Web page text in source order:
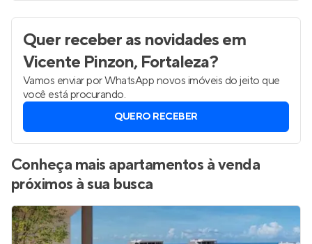
Quer receber as novidadesem
Vicente Pinzon, Fortaleza?
Vamos enviar por WhatsApp novos imóveis do jeito que
você está procurando.
QUERO RECEBER
Conheça mais apartamentos à venda
próximos à sua busca